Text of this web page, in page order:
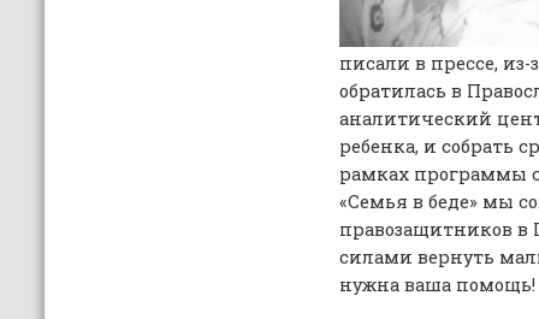
писали в прессе, из-
обратилась в
аналитический
ребенка, и собрать
рамках программы
«Семья в беде» мы
правозащитников
силами вернуть
нужна ваша помощь!